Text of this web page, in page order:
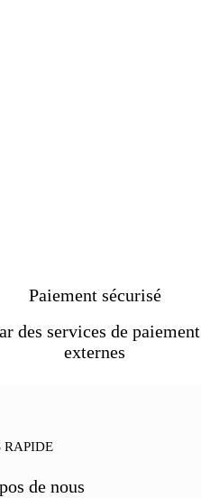
Paiement sécurisé
des services de paiement
externes
RAPIDE
de nous